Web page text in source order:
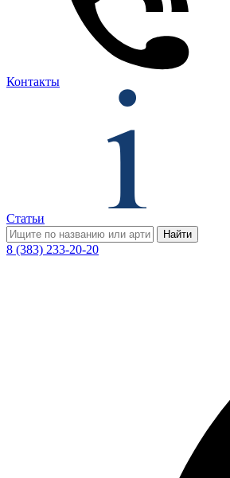
Контакты
Статьи
Найти
8 (383) 233-20-20